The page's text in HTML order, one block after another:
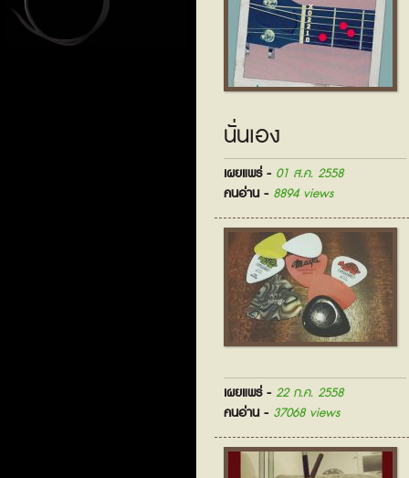
นั่นเอง
เผยแพร่ - 01 ส.ค. 2558
คนอ่าน - 8894 views
เผยแพร่ - 22 ก.ค. 2558
คนอ่าน - 37068 views